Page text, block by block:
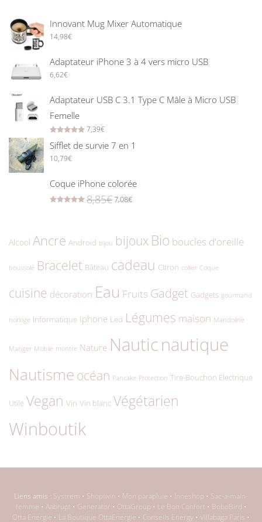
Innovant Mug Mixer Automatique
14,98€
Adaptateur iPhone 3 à 4 vers micro USB
6,62€
Adaptateur USB C 3.1 Type C Mâle à Micro USB
Femelle
Rated5.00
7,39€
Sifflet de survie 7 en 1
10,79€
Coque iPhone colorée
Rated5.00out of 5
8,85€7,08€
Alcool Ancre Android bijou bijoux Bio boucles d'oreille
boussole Bracelet Bâteau cadeau CItron collier Coque
cuisine décoration Eau Fruits Gadget Gadgets gourmand
horloge Informatique Iphone Led Légumes maison Mandoline
Manger Mobile montre Nature Nauticnautique
Nautisme océan Pancake Protection Tire-Bouchon Electrique
Utile Vegan Vin Vin blanc Végétarien
Winboutik
Liens amis : Systrem • Shopiwin • Mon parapluie • Inneshop • Sac-a-main-
femme • Aabrupt • Generator • OttaGroup • Le Bon Confort • BoboBird •
Otta Energie • La Boutique OttaEnergie • Conseils Energy • Villabaga Paris •